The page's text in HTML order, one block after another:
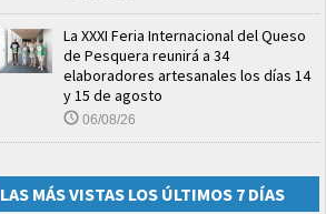
La XXXI Feria Internacional del Queso
de Pesquera reunirá a 34
elaboradores artesanales los días 14
y 15 de agosto
06/08/26
LAS MÁS VISTAS LOS ÚLTIMOS 7 DÍAS